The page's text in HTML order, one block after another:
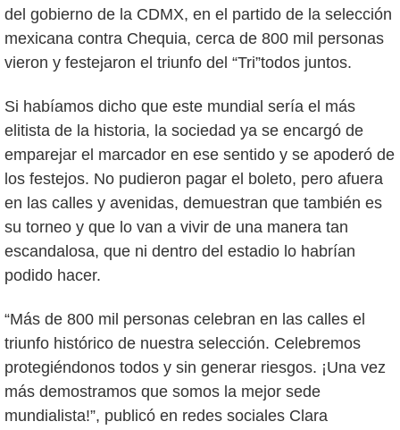
del gobierno de la CDMX, en el partido de la selección
mexicana contra Chequia, cerca de 800 mil personas
vieron y festejaron el triunfo del “Tri”todos juntos.
Si habíamos dicho que este mundial sería el más
elitista de la historia, la sociedad ya se encargó de
emparejar el marcador en ese sentido y se apoderó de
los festejos. No pudieron pagar el boleto, pero afuera
en las calles y avenidas, demuestran que también es
su torneo y que lo van a vivir de una manera tan
escandalosa, que ni dentro del estadio lo habrían
podido hacer.
“Más de 800 mil personas celebran en las calles el
triunfo histórico de nuestra selección. Celebremos
protegiéndonos todos y sin generar riesgos. ¡Una vez
más demostramos que somos la mejor sede
mundialista!”, publicó en redes sociales Clara